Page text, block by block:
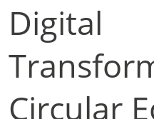
Digital
Circular